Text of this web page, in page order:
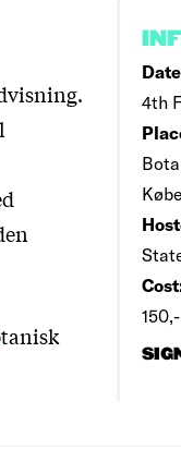
4th
150,-